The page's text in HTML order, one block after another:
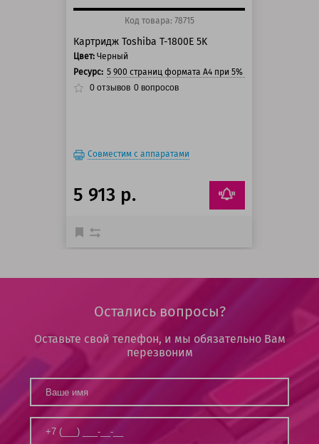
Код товара: 78715
Картридж Toshiba T-1800E 5K
Цвет: Черный
Ресурс: 5 900 страниц формата А4 при 5% заполнении
0 отзывов 0 вопросов
Совместим с аппаратами
5 913 р.
Остались вопросы?
Оставьте свой телефон, и мы обязательно Вам
перезвоним